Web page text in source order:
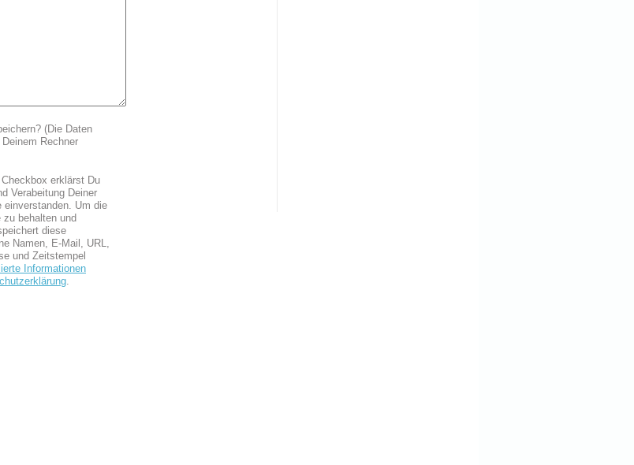
(Die Daten
Rechner
erklärst Du
Verabeitung Deiner
einverstanden. Um die
zu behalten und
diese
Namen, E-Mail, URL,
und Zeitstempel
Informationen